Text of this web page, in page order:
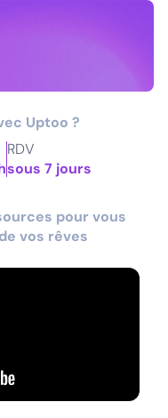
Uptoo ?
RDV
sous 7 jours
pour vous
vos rêves